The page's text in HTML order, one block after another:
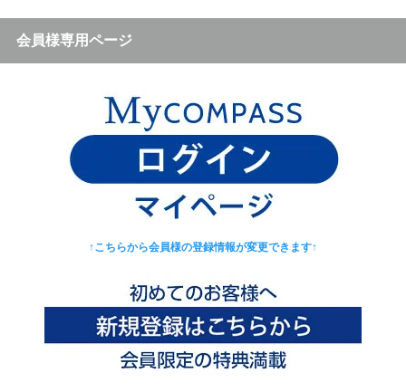
会員様専用ページ
↑こちらから会員様の登録情報が変更できます↑